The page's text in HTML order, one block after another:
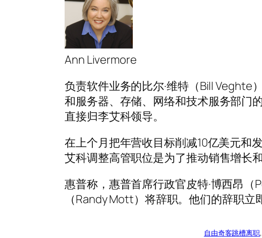
Ann Livermore
负责软件业务的比尔·维特（Bill Veghte
和服务器、存储、网络和技术服务部门
直接归李艾科领导。
在上个月把年营收目标削减10亿美元和
艾科调整高管职位是为了推动销售增长和
惠普称，惠普首席行政官皮特·博西昂
（Randy Mott）将辞职。他们的辞职立
自由奇客跳槽离职,